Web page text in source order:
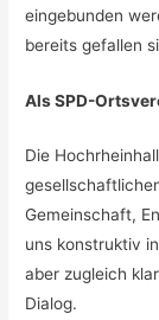
eingebunden
bereits gefallen
Als SPD-
Die
Gemeinschaft,
uns konstruktiv
aber zugleich
Dialog.